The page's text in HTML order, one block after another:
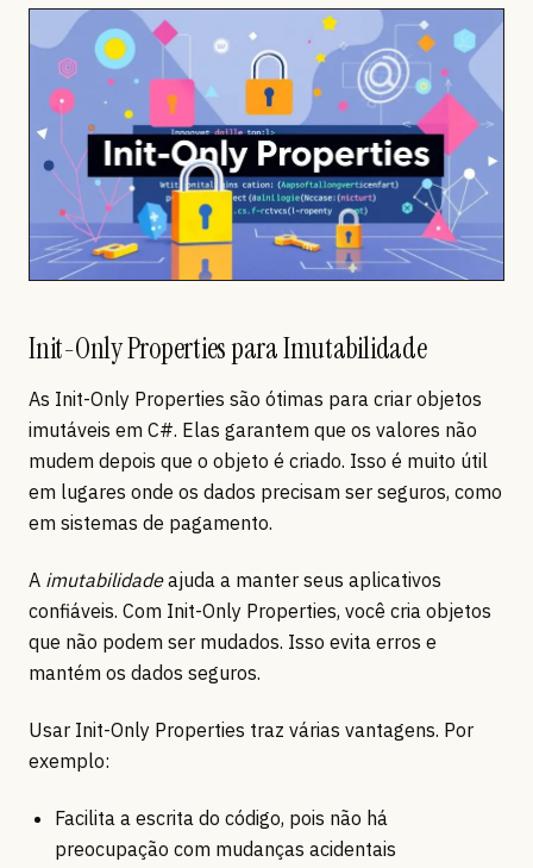
Init-Only Properties para Imutabilidade
As Init-Only Properties são ótimas para criar objetos
imutáveis em C#. Elas garantem que os valores não
mudem depois que o objeto é criado. Isso é muito útil
em lugares onde os dados precisam ser seguros, como
em sistemas de pagamento.
A imutabilidadeajuda a manter seus aplicativos
confiáveis. Com Init-Only Properties, você cria objetos
que não podem ser mudados. Isso evita erros e
mantém os dados seguros.
Usar Init-Only Properties traz várias vantagens. Por
exemplo:
Facilita a escrita do código, pois não há
preocupação com mudanças acidentais